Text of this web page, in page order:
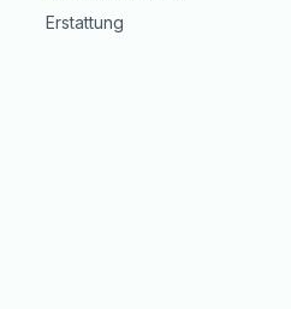
Erstattung